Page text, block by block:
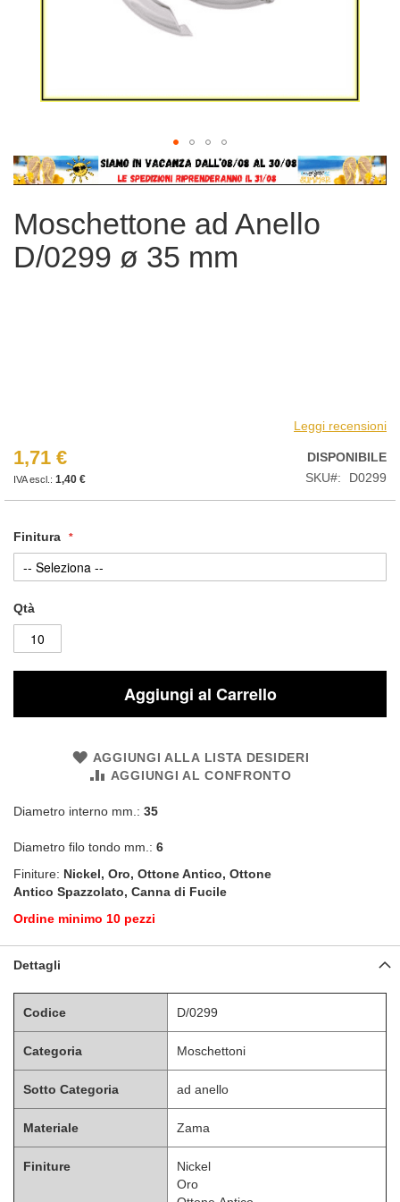
Vai
all'inizio
galleria
di
immagini
Moschettone ad Anello
D/0299 ø 35 mm
Leggi recensioni
1,71 €
1,40 €
DISPONIBILE
SKU
D0299
Finitura
Qtà
Aggiungi al Carrello
AGGIUNGI ALLA LISTA DESIDERI
AGGIUNGI AL CONFRONTO
Diametro interno mm.: 35
Diametro filo tondo mm.: 6
Finiture: Nickel, Oro, Ottone Antico, Ottone
Antico Spazzolato, Canna di Fucile
Ordine minimo 10 pezzi
Dettagli
Codice D/0299
Categoria Moschettoni
Sotto Categoria ad anello
Materiale Zama
Finiture
Nickel
Oro